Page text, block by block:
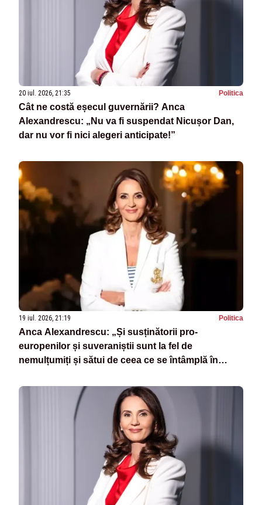
20 iul. 2026, 21:35 Politica
Cât ne costă eșecul guvernării? Anca
Alexandrescu: „Nu va fi suspendat Nicușor Dan,
dar nu vor fi nici alegeri anticipate!”
19 iul. 2026, 21:19 Politica
Anca Alexandrescu: „Și susținătorii pro-
europenilor și suveraniștii sunt la fel de
nemulțumiți și sătui de ceea ce se întâmplă în